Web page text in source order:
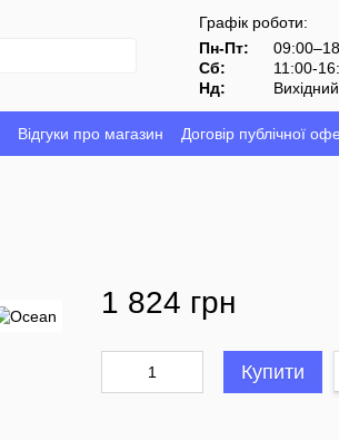
Графік роботи:
Пн-Пт:
Сб:
11:00-
Нд:
Вихідний
Відгуки про магазин Договір публічної
1 824 грн
Купити